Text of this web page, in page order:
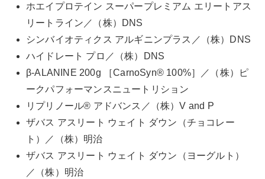
ホエイプロテイン スーパープレミアム エリートアス
リートライン／（株）DNS
シンバイオティクス アルギニンプラス／（株）DNS
ハイドレート プロ／（株）DNS
β-ALANINE 200g ［CarnoSyn®︎ 100%］／（株）ピ
ークパフォーマンスニュートリション
リプリノール®︎ アドバンス／（株）V and P
ザバス アスリート ウェイト ダウン（チョコレー
ト）／（株）明治
ザバス アスリート ウェイト ダウン（ヨーグルト）
／（株）明治